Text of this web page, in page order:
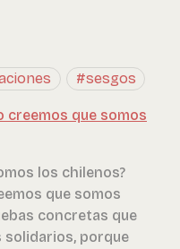
#sesgos
creemos que somos
los chilenos?
que somos
concretas que
solidarios, porque